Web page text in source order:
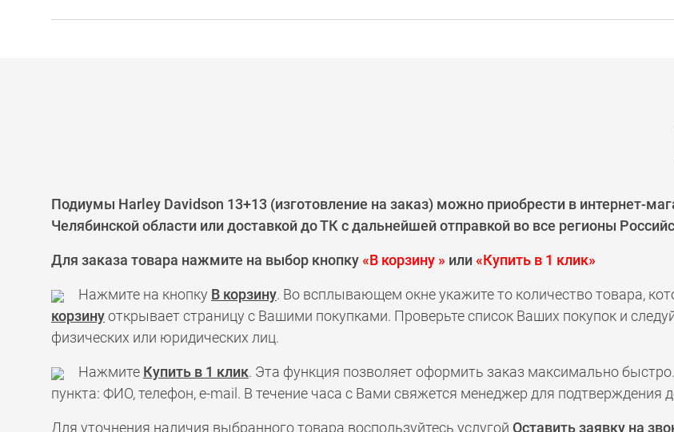
Подиумы Harley Davidson 13+13 (изготовление на заказ) можно приобрести в интернет-
Челябинской области или доставкой до ТК с дальнейшей отправкой во все регионы
Для заказа товара нажмите на выбор кнопку«В корзину » или«Купить в 1 клик»
Нажмите на кнопку В корзину. Во всплывающем окне укажите то количество товара,
корзинуоткрывает страницу с Вашими покупками. Проверьте список Ваших покупок и
физических или юридических лиц.
Нажмите Купить в 1 клик. Эта функция позволяет оформить заказ максимально
пункта: ФИО, телефон, e-mail. В течение часа с Вами свяжется менеджер для подтверждения
Для уточнения наличия выбранного товара воспользуйтесь услугой Оставить заявку на